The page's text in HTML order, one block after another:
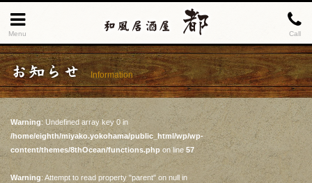
Menu Call
お知らせ Information
Warning: Undefined array key 0 in
/home/eighth/miyako.yokohama/public_html/wp/wp-
content/themes/8thOcean/functions.phpon line57
Warning: Attempt to read property "parent" on null in